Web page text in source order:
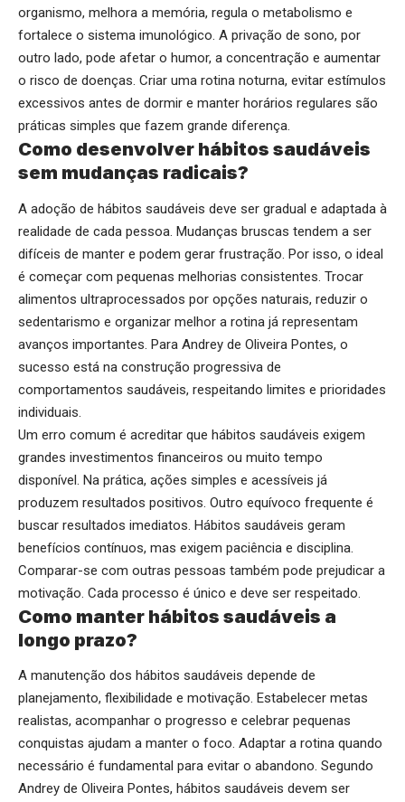
organismo, melhora a memória, regula o metabolismo e
fortalece o sistema imunológico. A privação de sono, por
outro lado, pode afetar o humor, a concentração e aumentar
o risco de doenças. Criar uma rotina noturna, evitar estímulos
excessivos antes de dormir e manter horários regulares são
práticas simples que fazem grande diferença.
Como desenvolver hábitos saudáveis
sem mudanças radicais?
A adoção de hábitos saudáveis deve ser gradual e adaptada à
realidade de cada pessoa. Mudanças bruscas tendem a ser
difíceis de manter e podem gerar frustração. Por isso, o ideal
é começar com pequenas melhorias consistentes. Trocar
alimentos ultraprocessados por opções naturais, reduzir o
sedentarismo e organizar melhor a rotina já representam
avanços importantes. Para Andrey de Oliveira Pontes, o
sucesso está na construção progressiva de
comportamentos saudáveis, respeitando limites e prioridades
individuais.
Um erro comum é acreditar que hábitos saudáveis exigem
grandes investimentos financeiros ou muito tempo
disponível. Na prática, ações simples e acessíveis já
produzem resultados positivos. Outro equívoco frequente é
buscar resultados imediatos. Hábitos saudáveis geram
benefícios contínuos, mas exigem paciência e disciplina.
Comparar-se com outras pessoas também pode prejudicar a
motivação. Cada processo é único e deve ser respeitado.
Como manter hábitos saudáveis a
longo prazo?
A manutenção dos hábitos saudáveis depende de
planejamento, flexibilidade e motivação. Estabelecer metas
realistas, acompanhar o progresso e celebrar pequenas
conquistas ajudam a manter o foco. Adaptar a rotina quando
necessário é fundamental para evitar o abandono. Segundo
Andrey de Oliveira Pontes, hábitos saudáveis devem ser